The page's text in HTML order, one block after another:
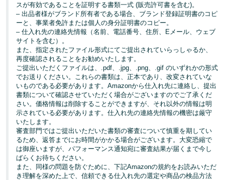
スが有効であることを証明する書類一式 (販売許可書を含む)。
– 出品者様がブランド所有者である場合、ブランド登録証明書のコピ
ーと、事業者免許または個人の身分証明書のコピー。
– 仕入れ先の連絡先情報（名前、電話番号、住所、Eメール、ウェブ
サイトを含む）。
また、指定されたファイル形式にてご提出されていらっしゃるか、
再度確認されることをお勧めいたします。
ご提出いただくファイルは、.pdf、.jpg、.png、.gif のいずれかの形式
でお送りください。これらの書類は、正本であり、改変されていな
いものである必要があります。Amazonから仕入れ先に連絡し、提出
書類について確認させていただく場合がございますのでご了承くだ
さい。価格情報は削除することができますが、それ以外の情報は明
示されている必要があります。仕入れ先の連絡先情報の機密は厳守
いたします。
審査部門ではご提出いただいた書類の審査について慎重を期してい
るため、返答までにお時間がかかる場合がございます。大変恐縮で
は御座いますが、パフォーマンス通知宛に審査結果が届くまで今し
ばらくお待ちください。
また、同様の問題を防ぐために、下記Amazonの規約をお読みいただ
き理解を深めた上で、信頼できる仕入れ先の選定や商品の検品方法